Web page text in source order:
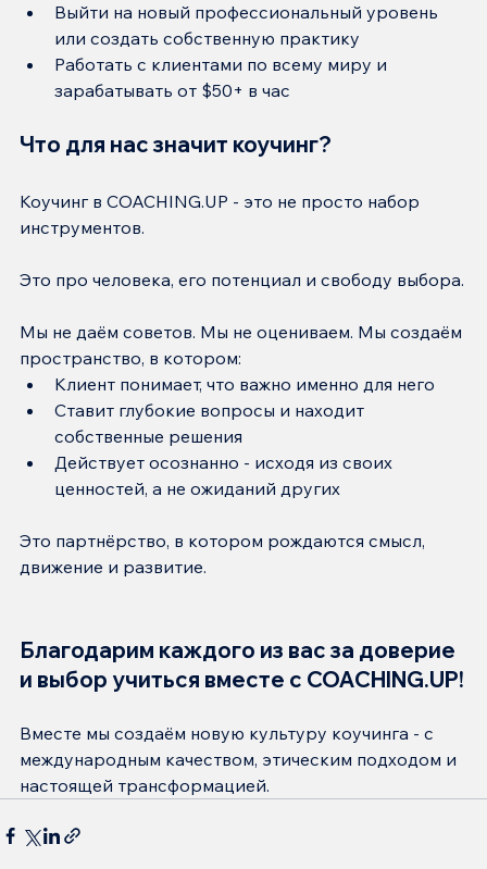
Выйти на новый профессиональный уровень
или создать собственную практику
Работать с клиентами по всему миру и
зарабатывать от $50+ в час
Что для нас значит коучинг?
Коучинг в COACHING.UP - это не просто набор
инструментов.
Это про человека, его потенциал и свободу выбора.
Мы не даём советов. Мы не оцениваем. Мы создаём
пространство, в котором:
Клиент понимает, что важно именно для него
Ставит глубокие вопросы и находит
собственные решения
Действует осознанно - исходя из своих
ценностей, а не ожиданий других
Это партнёрство, в котором рождаются смысл,
движение и развитие.
Благодарим каждого из вас за доверие
и выбор учиться вместе с COACHING.UP!
Вместе мы создаём новую культуру коучинга - с
международным качеством, этическим подходом и
настоящей трансформацией.